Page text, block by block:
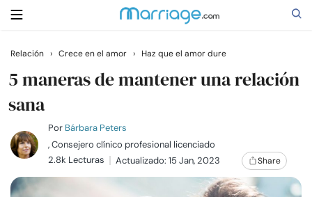
Buscar
Casarse
Relaciones
Relación › Crece en el amor › Haz que el amor dure
5 maneras de mantener una relación
sana
Por Bárbara Peters
, Consejero clínico profesional licenciado
2.8k Lecturas
Actualizado: 15 Jan, 2023 Share